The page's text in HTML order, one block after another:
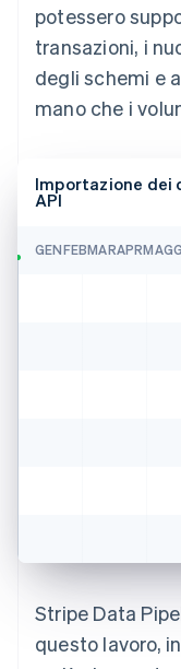
potessero
transazioni, i
degli schemi e
mano che i
Importazione
API
GENFEBMARAPRMAG
Stripe Data
questo lavoro,